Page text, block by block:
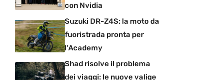
con Nvidia
Suzuki DR-Z4S: la moto da
fuoristrada pronta per
l’Academy
Shad risolve il problema
dei viaggi: le nuove valige